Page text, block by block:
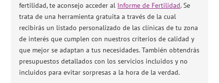
fertilidad, te aconsejo acceder al Informe de Fertilidad. Se
trata de una herramienta gratuita a través de la cual
recibirás un listado personalizado de las clínicas de tu zona
de interés que cumplen con nuestros criterios de calidad y
que mejor se adaptan a tus necesidades. También obtendrás
presupuestos detallados con los servicios incluidos y no
incluidos para evitar sorpresas a la hora de la verdad.